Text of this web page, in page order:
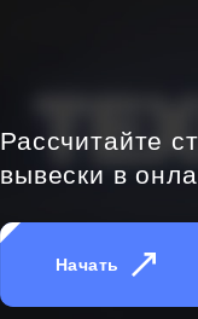
Рассчитайте
вывески в
Начать